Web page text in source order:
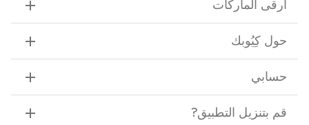
ارقى الماركات
حول كِيُوبك
حسابي
قم بتنزيل التطبيق?